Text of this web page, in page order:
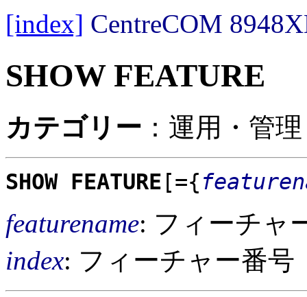
[index] CentreCOM
SHOW FEATURE
カテゴリー ：運用・管
SHOW FEATURE [={
featurename: フィーチャ
index: フィーチャー番号